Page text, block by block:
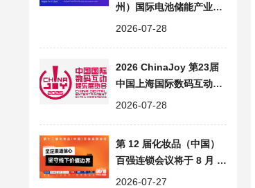
州）国际电池储能产业展
览会 | CESE 郑州储能展
2026-07-28
2026 ChinaJoy 第23届
中国上海国际数码互动娱
乐展览会，AI 赋能数字娱
2026-07-28
第 12 届化妆品（中国）
百强连锁会议将于 8 月 1
8 日在成都启幕
2026-07-27